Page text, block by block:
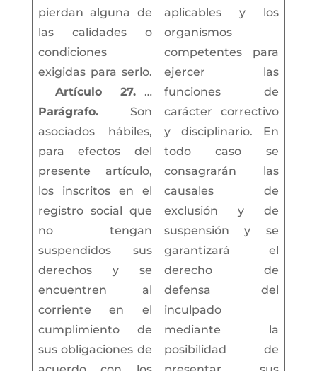
pierdan alguna de
las calidades o
condiciones
exigidas para serlo.
Artículo
27.…
Parágrafo. Son
asociados hábiles,
para efectos del
presente artículo,
los inscritos en el
registro social que
no tengan
suspendidos sus
derechos y se
encuentren al
corriente en el
cumplimiento de
sus obligaciones de
aplicables y los
organismos
competentes para
ejercer las
funciones de
carácter correctivo
y disciplinario. En
todo caso se
consagrarán las
causales de
exclusión y de
suspensión y se
garantizará el
derecho de
defensa del
inculpado
mediante la
posibilidad de